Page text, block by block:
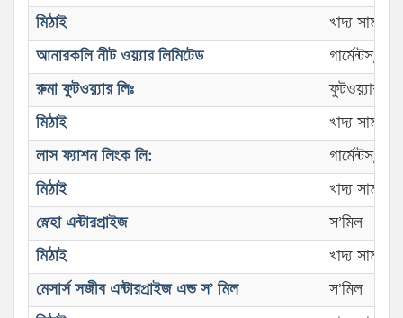
মিঠাই
খাদ্য
আনারকলি নীট ওয়্যার লিমিটেড
গার্মেন্টস/
রুমা ফুটওয়্যার লিঃ
ফুটওয়্যার
মিঠাই
খাদ্য
লাস ফ্যাশন লিংক লি:
গার্মেন্টস/
মিঠাই
খাদ্য
স্নেহা এন্টারপ্রাইজ
স’মিল
মিঠাই
খাদ্য
মেসার্স সজীব এন্টারপ্রাইজ এন্ড স’ মিল
স’মিল